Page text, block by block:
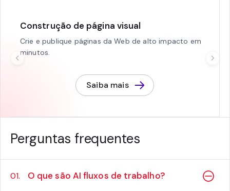
Construção de página visual
Crie e publique páginas da Web de alto impacto em
minutos.
Saiba mais
Perguntas frequentes
01. O que são AI fluxos de trabalho?